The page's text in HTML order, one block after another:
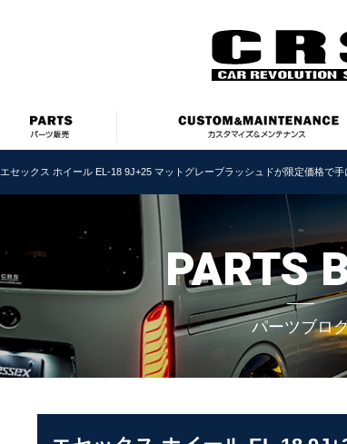
エセックス ホイール EL-18 9J+25 マットグレーブラッシュドが限定価格で
PARTS
パーツブロ